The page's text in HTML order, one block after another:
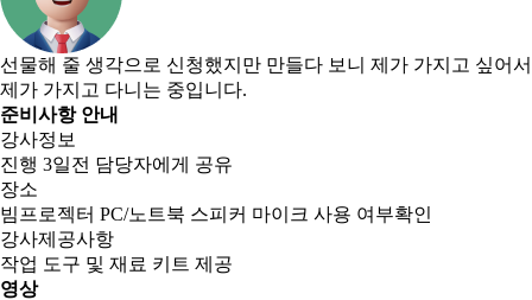
선물해 줄 생각으로 신청했지만 만들다 보니 제가 가지고 싶어서
제가 가지고 다니는 중입니다.
준비사항 안내
강사정보
진행 3일전 담당자에게 공유
장소
빔프로젝터 PC/노트북 스피커 마이크 사용 여부확인
강사제공사항
작업 도구 및 재료 키트 제공
영상